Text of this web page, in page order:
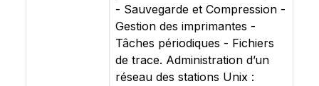
- Sauvegarde et Compression -
Gestion des imprimantes -
Tâches périodiques - Fichiers
de trace. Administration d’un
réseau des stations Unix :